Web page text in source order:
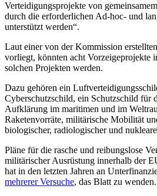
Verteidigungsprojekte von
durch die erforderlichen Ad-hoc- und
unterstützt werden“.
Laut einer von der Kommission
vorliegt, könnten acht Vorzeigeprojekte
solchen Projekten werden.
Dazu gehören ein
Cyberschutzschild, ein Schutzschild für
Aufklärung im maritimen und im
Raketenvorräte, militärische Mobilität
biologischer, radiologischer und
Pläne für die rasche und reibungslose
militärischer Ausrüstung innerhalb der
hat in den letzten Jahren an
mehrerer Versuche, das Blatt zu wenden.